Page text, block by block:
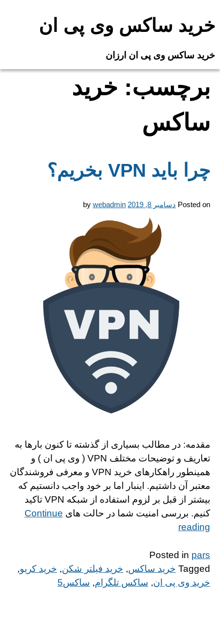
content
خرید ساکس وی پی ان
خرید ساکس وی پی ان ارزان
برچسب: خرید
ساکس
چرا باید VPN بخریم؟
Posted on دسامبر 8, 2019 by webadmin
مقدمه: در مطالب بسیاری از گذشته تا کنون بارها به
تعاریف و توضیحات مختلف VPN ( وی پی ان ) و
همینطور راهکارهای خرید VPN و معرفی فروشندگان
معتبر آن داشتیم. اینبار اما بر خود واجب دانستیم که
بیشتر از قبل بر لزوم استفاده از شبکه VPN تاکید
کنیم. بررسی امنیت شما در حالت های Continue
reading
Posted in pars
Tagged خرید ساکس, خرید فیلتر شکن, خرید کریو,
خرید وی پی ان, ساکس تلگرام, ساکس5